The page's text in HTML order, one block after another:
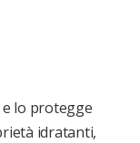
lo protegge
idratanti,